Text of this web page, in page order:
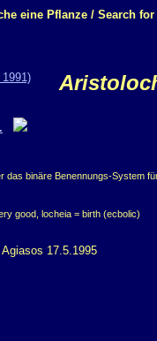
eine Pflanze / Search for
binäre Benennungs-System
good, locheia = birth (ecbolic)